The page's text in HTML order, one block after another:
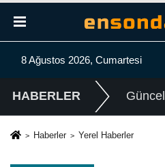
8 Ağustos 2026, Cumartesi
HABERLER
Haberler Yerel Haberler